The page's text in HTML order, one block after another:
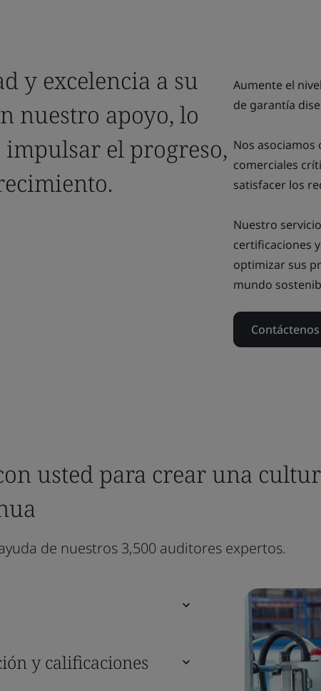
y excelencia a su
nuestro apoyo, lo
el progreso,
Aumente el
de garantía
Nos
comerciales
satisfacer los
Nuestro
certificaciones
optimizar sus
mundo
Contáctenos
usted para crear una
de nuestros 3,500 auditores expertos.
y calificaciones